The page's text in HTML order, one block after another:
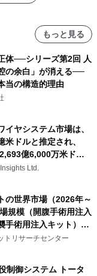
もっと見る
体──シリーズ第2回 人
の余白」が消える──
当の構造的理由
イヤシステム市場は、
米ドルと推定され、
億6,000万米ドル
されており、予測期間
年）
Ltd.
の世界市場（2026年～
規模（開腹手術用注入
手術用注入キット）・
発表
トリサーチセンター
制御システム トータ